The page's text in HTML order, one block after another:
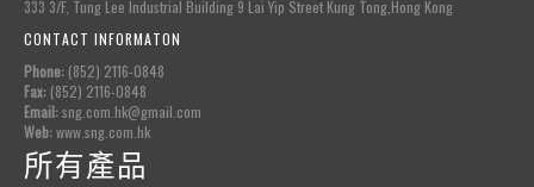
333 3/F, Tung Lee Industrial Building 9 Lai Yip Street Kung Tong,Hong Kong
CONTACT INFORMATON
Phone: (852) 2116-0848
Fax: (852) 2116-0848
Email:sng.com.hk@gmail.com
Web:www.sng.com.hk
所有產品